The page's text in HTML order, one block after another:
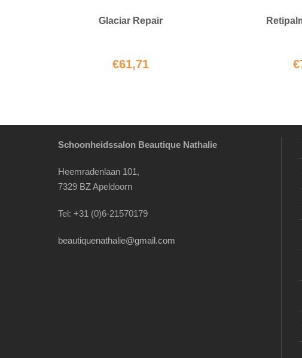
Glaciar Repair
€61,71 €
Schoonheidssalon Beautique Nathalie
Heemradenlaan 101,
7329 BZ Apeldoorn
Tel: +31 (0)6-21570179
beautiquenathalie@gmail.com